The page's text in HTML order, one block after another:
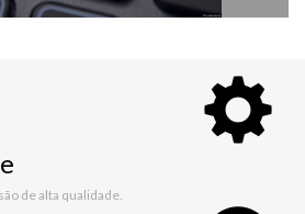
de alta qualidade.